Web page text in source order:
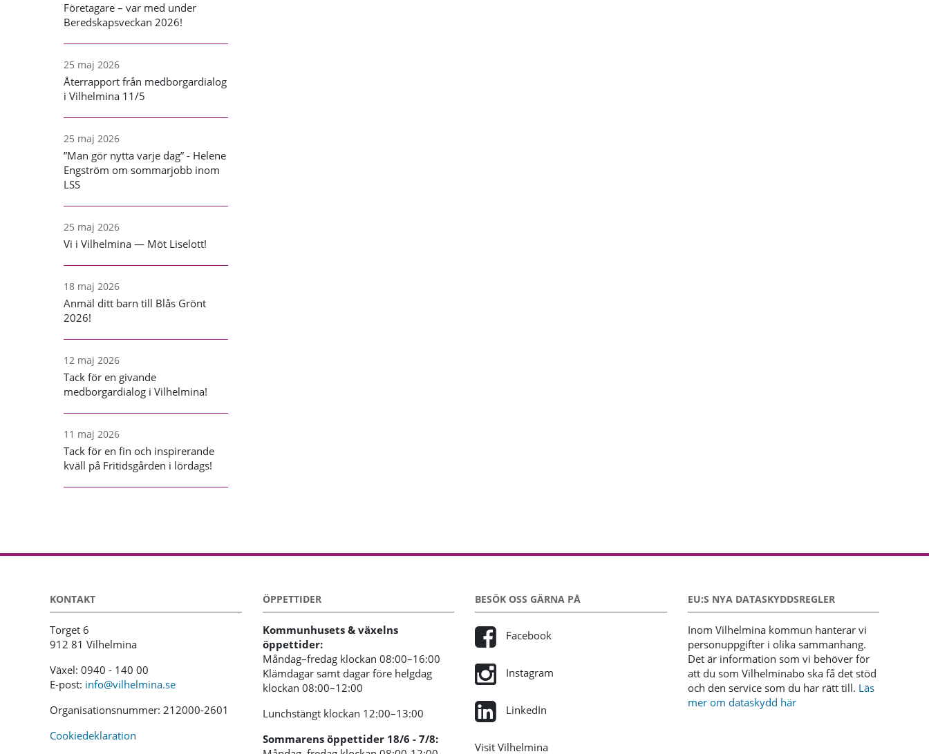
Företagare – var med under
Beredskapsveckan 2026!
25 maj 2026
Återrapport från medborgardialog
i Vilhelmina 11/5
25 maj 2026
”Man gör nytta varje dag” - Helene
Engström om sommarjobb inom
LSS
25 maj 2026
Vi i Vilhelmina — Möt Liselott!
18 maj 2026
Anmäl ditt barn till Blås Grönt
2026!
12 maj 2026
Tack för en givande
medborgardialog i Vilhelmina!
11 maj 2026
Tack för en fin och inspirerande
kväll på Fritidsgården i lördags!
KONTAKT
Torget 6
912 81 Vilhelmina
Växel: 0940 - 140 00
E-post: info@vilhelmina.se
Organisationsnummer: 212000-2601
Cookiedeklaration
ÖPPETTIDER
Kommunhusets & växelns
öppettider:
Måndag–fredag klockan 08:00–16:00
Klämdagar samt dagar före helgdag
klockan 08:00–12:00
Lunchstängt klockan 12:00–13:00
Sommarens öppettider 18/6 - 7/8:
BESÖK OSS GÄRNA PÅ
Facebook
Instagram
LinkedIn
Visit Vilhelmina
EU:S NYA DATASKYDDSREGLER
Inom Vilhelmina kommun hanterar vi
personuppgifter i olika sammanhang.
Det är information som vi behöver för
att du som Vilhelminabo ska få det stöd
och den service som du har rätt till. Läs
mer om dataskydd här